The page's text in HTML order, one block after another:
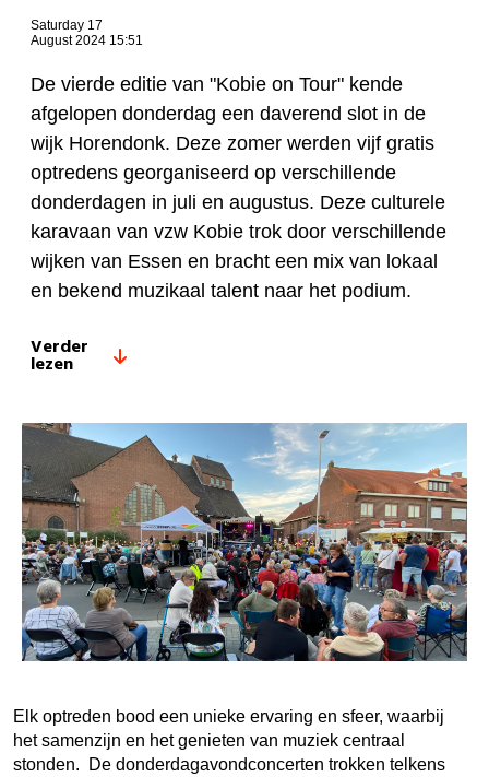
Saturday 17
August 2024 15:51
De vierde editie van "Kobie on Tour" kende
afgelopen donderdag een daverend slot in de
wijk Horendonk. Deze zomer werden vijf gratis
optredens georganiseerd op verschillende
donderdagen in juli en augustus. Deze culturele
karavaan van vzw Kobie trok door verschillende
wijken van Essen en bracht een mix van lokaal
en bekend muzikaal talent naar het podium.
Verder
lezen
Elk optreden bood een unieke ervaring en sfeer, waarbij
het samenzijn en het genieten van muziek centraal
stonden. De donderdagavondconcerten trokken telkens